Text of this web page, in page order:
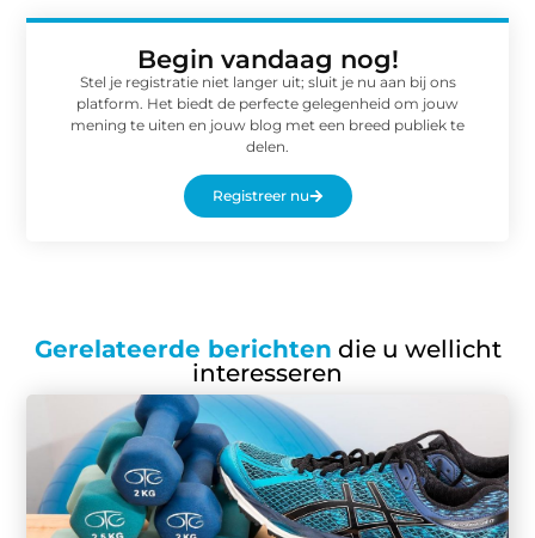
Begin vandaag nog!
Stel je registratie niet langer uit; sluit je nu aan bij ons
platform. Het biedt de perfecte gelegenheid om jouw
mening te uiten en jouw blog met een breed publiek te
delen.
Registreer nu
Gerelateerde berichten die u wellicht
interesseren